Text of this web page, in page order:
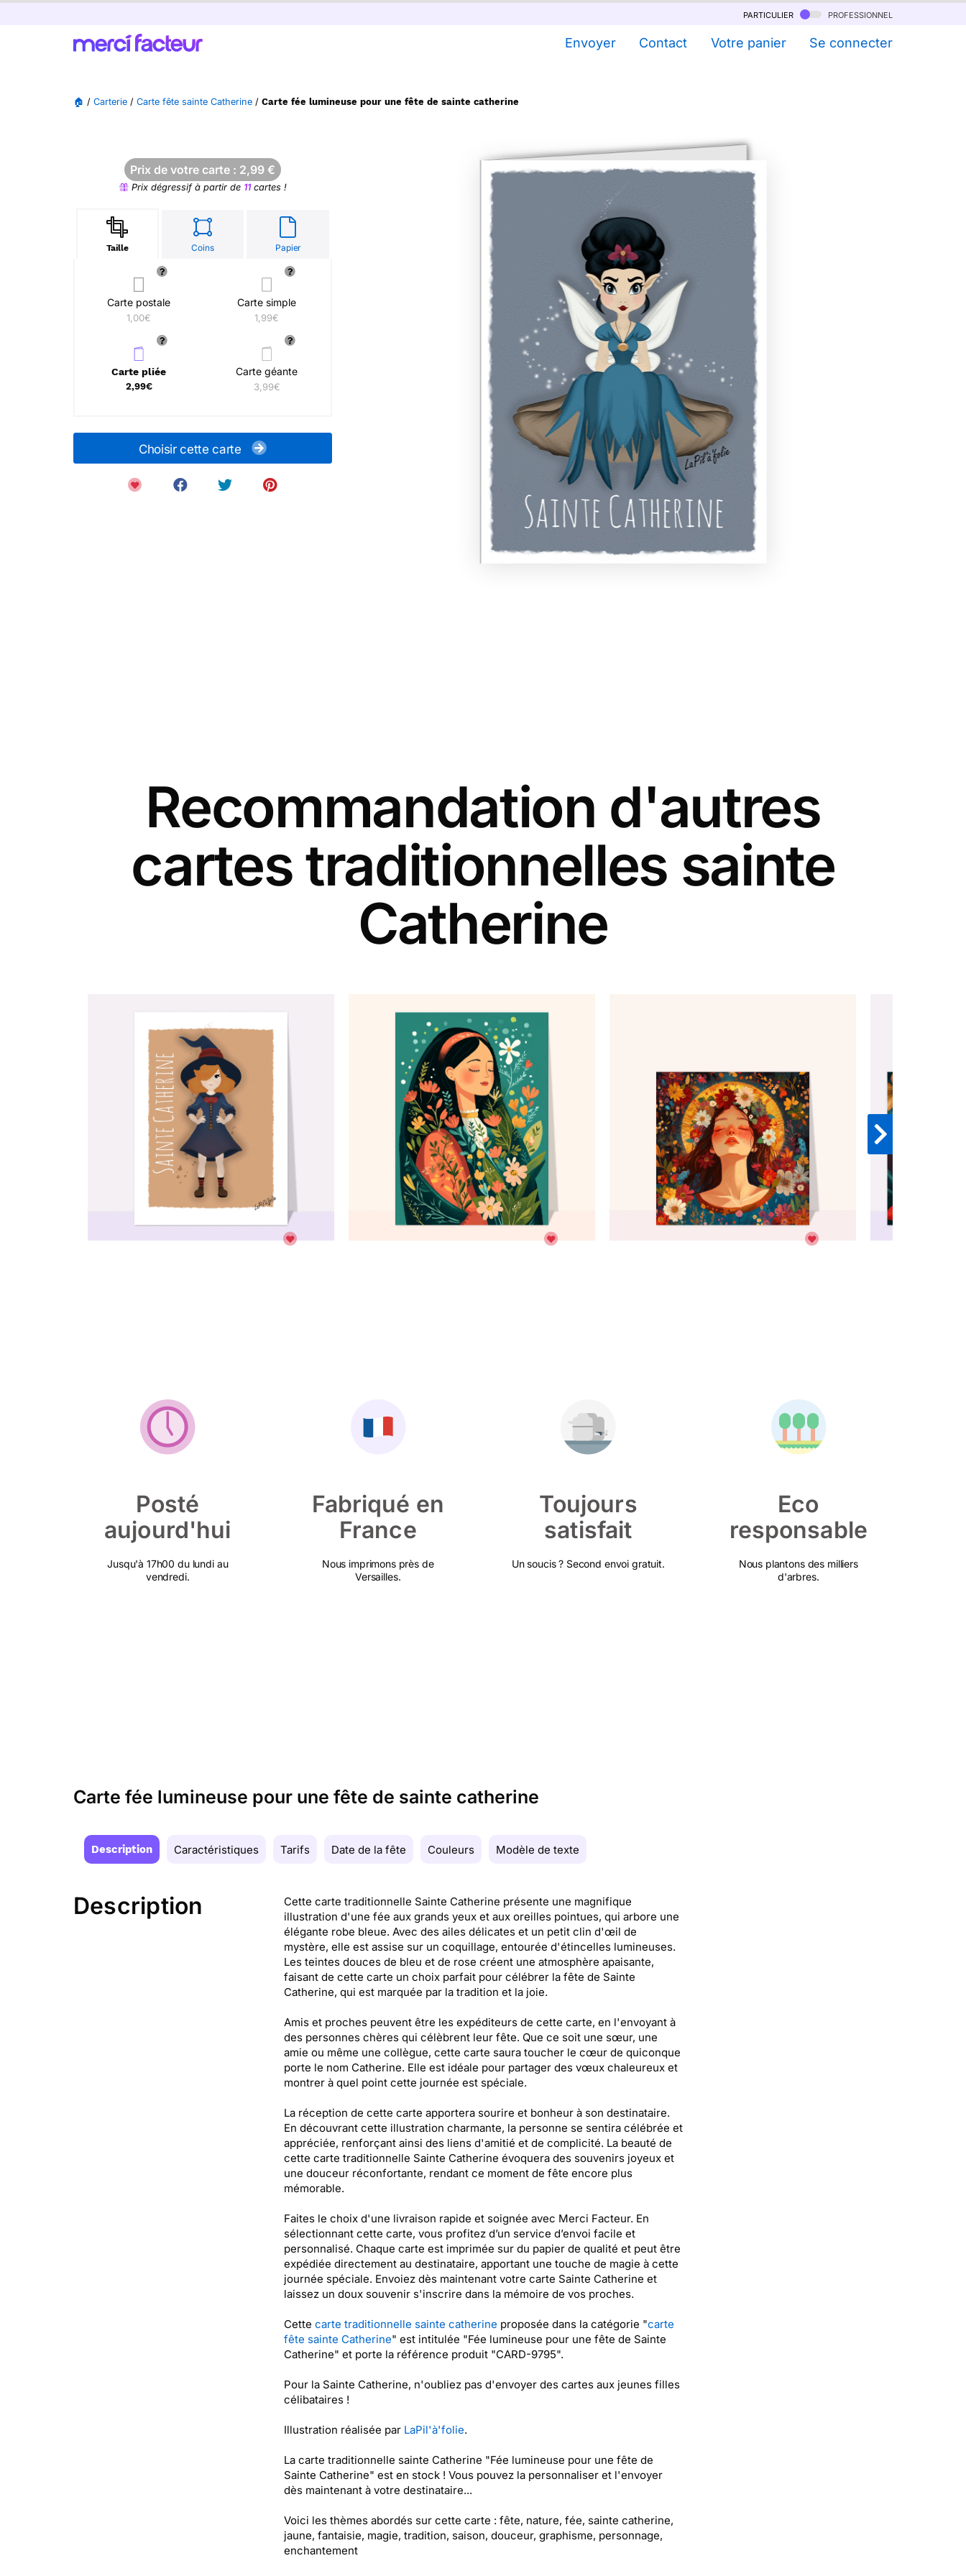
particulier professionnel
Envoyer Contact Votre panier Se connecter
🏠 / Carterie / Carte fête sainte Catherine / Carte fée lumineuse pour une fête de sainte catherine
Prix de votre carte : 2,99 €
Prix dégressif à partir de 11cartes !
Taille Coins Papier
Carte postale
1,00€
Carte simple
1,99€
Carte pliée
2,99€
Carte géante
3,99€
Choisir cette carte
Recommandation d'autres
cartes traditionnelles sainte
Catherine
Posté
aujourd'hui
Jusqu'à 17h00 du lundi au
vendredi.
Fabriqué en
France
Nous imprimons près de
Versailles.
Toujours
satisfait
Un soucis ? Second envoi gratuit.
Eco
responsable
Nous plantons des milliers
d'arbres.
Carte fée lumineuse pour une fête de sainte catherine
Description Caractéristiques Tarifs Date de la fête Couleurs Modèle de texte
Description
Cette carte traditionnelle Sainte Catherine présente une magnifique
illustration d'une fée aux grands yeux et aux oreilles pointues, qui arbore une
élégante robe bleue. Avec des ailes délicates et un petit clin d'œil de
mystère, elle est assise sur un coquillage, entourée d'étincelles lumineuses.
Les teintes douces de bleu et de rose créent une atmosphère apaisante,
faisant de cette carte un choix parfait pour célébrer la fête de Sainte
Catherine, qui est marquée par la tradition et la joie.
Amis et proches peuvent être les expéditeurs de cette carte, en l'envoyant à
des personnes chères qui célèbrent leur fête. Que ce soit une sœur, une
amie ou même une collègue, cette carte saura toucher le cœur de quiconque
porte le nom Catherine. Elle est idéale pour partager des vœux chaleureux et
montrer à quel point cette journée est spéciale.
La réception de cette carte apportera sourire et bonheur à son destinataire.
En découvrant cette illustration charmante, la personne se sentira célébrée et
appréciée, renforçant ainsi des liens d'amitié et de complicité. La beauté de
cette carte traditionnelle Sainte Catherine évoquera des souvenirs joyeux et
une douceur réconfortante, rendant ce moment de fête encore plus
mémorable.
Faites le choix d'une livraison rapide et soignée avec Merci Facteur. En
sélectionnant cette carte, vous profitez d’un service d’envoi facile et
personnalisé. Chaque carte est imprimée sur du papier de qualité et peut être
expédiée directement au destinataire, apportant une touche de magie à cette
journée spéciale. Envoiez dès maintenant votre carte Sainte Catherine et
laissez un doux souvenir s'inscrire dans la mémoire de vos proches.
Cette carte traditionnelle sainte catherine proposée dans la catégorie "carte
fête sainte Catherine" est intitulée "Fée lumineuse pour une fête de Sainte
Catherine" et porte la référence produit "CARD-9795".
Pour la Sainte Catherine, n'oubliez pas d'envoyer des cartes aux jeunes filles
célibataires !
Illustration réalisée par LaPil'à'folie.
La carte traditionnelle sainte Catherine "Fée lumineuse pour une fête de
Sainte Catherine" est en stock ! Vous pouvez la personnaliser et l'envoyer
dès maintenant à votre destinataire...
Voici les thèmes abordés sur cette carte : fête, nature, fée, sainte catherine,
jaune, fantaisie, magie, tradition, saison, douceur, graphisme, personnage,
enchantement